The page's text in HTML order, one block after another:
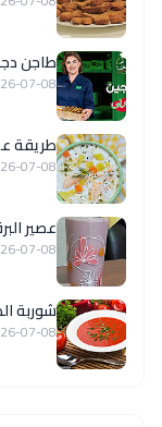
طاجن
07-08
طريقة
07-08
عصير
07-08
شوربة
07-08